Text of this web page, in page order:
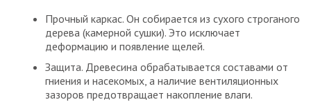
Прочный каркас. Он собирается из сухого строганого
дерева (камерной сушки). Это исключает
деформацию и появление щелей.
Защита. Древесина обрабатывается составами от
гниения и насекомых, а наличие вентиляционных
зазоров предотвращает накопление влаги.